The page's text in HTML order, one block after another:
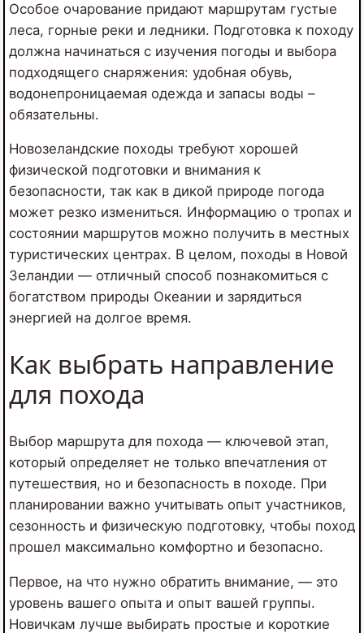
Особое очарование придают маршрутам густые
леса, горные реки и ледники. Подготовка к походу
должна начинаться с изучения погоды и выбора
подходящего снаряжения: удобная обувь,
водонепроницаемая одежда и запасы воды –
обязательны.
Новозеландские походы требуют хорошей
физической подготовки и внимания к
безопасности, так как в дикой природе погода
может резко измениться. Информацию о тропах и
состоянии маршрутов можно получить в местных
туристических центрах. В целом, походы в Новой
Зеландии — отличный способ познакомиться с
богатством природы Океании и зарядиться
энергией на долгое время.
Как выбрать направление
для похода
Выбор маршрута для похода — ключевой этап,
который определяет не только впечатления от
путешествия, но и безопасность в походе. При
планировании важно учитывать опыт участников,
сезонность и физическую подготовку, чтобы поход
прошел максимально комфортно и безопасно.
Первое, на что нужно обратить внимание, — это
уровень вашего опыта и опыт вашей группы.
Новичкам лучше выбирать простые и короткие